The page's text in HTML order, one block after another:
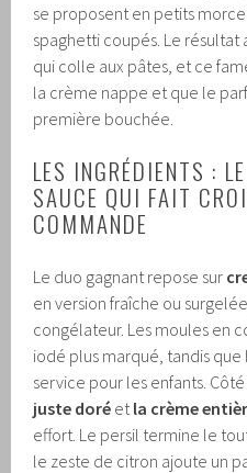
se proposent en petits
spaghetti coupés. Le
qui colle aux pâtes, et ce
la crème nappe et que le
première bouchée.
LES INGRÉDIENTS :
SAUCE QUI FAIT
COMMANDE
Le duo gagnant repose sur
en version fraîche ou
congélateur. Les moules en
iodé plus marqué, tandis
service pour les enfants.
juste doré et la crème
effort. Le persil termine le
le zeste de citron ajoute un